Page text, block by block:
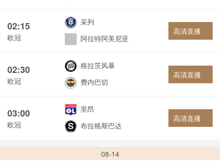
02:15
欧冠
采列
阿拉特阿美尼亚
高清直播
02:30
欧冠
格拉茨风暴
费内巴切
高清直播
03:00
欧冠
里昂
布拉格斯巴达
高清直播
08-14